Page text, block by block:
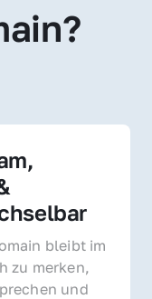
bleibt im
zu merken,
und